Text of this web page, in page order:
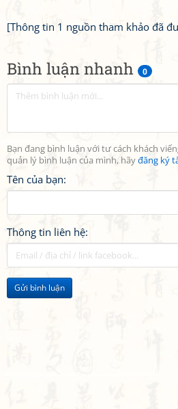
Bình luận nhanh 0
Bạn đang bình luận với tư cách khách
quản lý bình luận của mình, hãyđăng ký
Tên của bạn:
Thông tin liên hệ:
Gửi bình luận
[Thông tin 1 nguồn tham khảo đã